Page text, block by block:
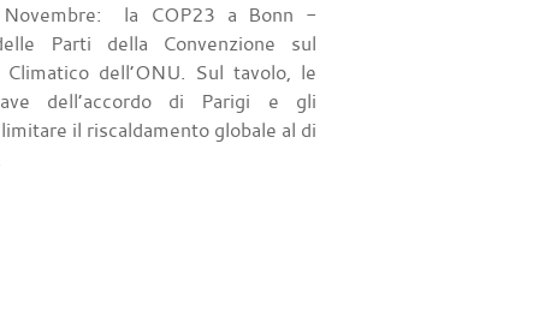
la COP23 a Bonn -
Parti della Convenzione sul
Climatico dell’ONU. Sul tavolo, le
dell’accordo di Parigi e gli
il riscaldamento globale al di